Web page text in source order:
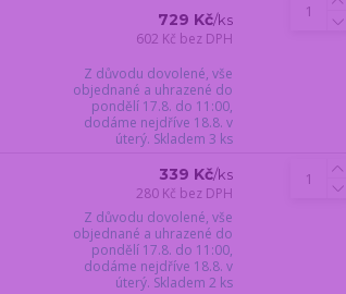
729 Kč/ks
602 Kč bez DPH
Z důvodu dovolené, vše
objednané a uhrazené do
pondělí 17.8. do 11:00,
dodáme nejdříve 18.8. v
úterý. Skladem 3 ks
339 Kč/ks
280 Kč bez DPH
Z důvodu dovolené, vše
objednané a uhrazené do
pondělí 17.8. do 11:00,
dodáme nejdříve 18.8. v
úterý. Skladem 2 ks